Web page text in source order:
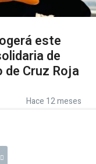
este
de
Cruz Roja
Hace 12 meses